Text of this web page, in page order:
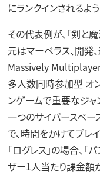
にランクインされるよ
その代表例が、「剣と
元はマーベラス、開発
Massively
多人数同時参加型 オ
ンゲームで重要なジャ
一つのサイバースペー
で、時間をかけてプレ
「ログレス」の場合、「
ザー1人当たり課金額